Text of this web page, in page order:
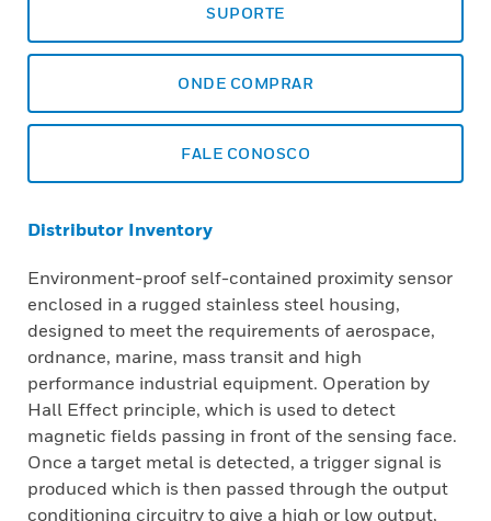
SUPORTE
ONDE COMPRAR
FALE CONOSCO
Distributor Inventory
Environment-proof self-contained proximity sensor
enclosed in a rugged stainless steel housing,
designed to meet the requirements of aerospace,
ordnance, marine, mass transit and high
performance industrial equipment. Operation by
Hall Effect principle, which is used to detect
magnetic fields passing in front of the sensing face.
Once a target metal is detected, a trigger signal is
produced which is then passed through the output
conditioning circuitry to give a high or low output,